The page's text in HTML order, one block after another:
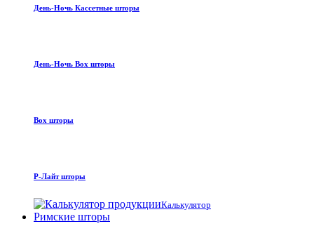
День-Ночь Кассетные шторы
День-Ночь Box шторы
Box шторы
Р-Лайт шторы
Калькулятор
Римские шторы